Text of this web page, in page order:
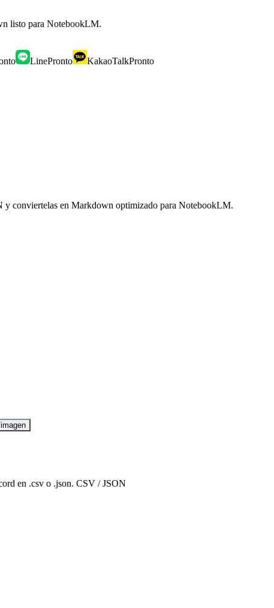
listo para NotebookLM.
LinePronto KakaoTalkPronto
y conviertelas en Markdown optimizado para NotebookLM.
en .csv o .json. CSV / JSON